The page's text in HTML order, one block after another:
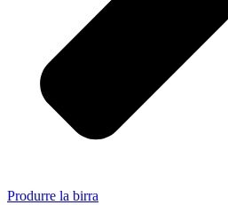
Produrre la birra